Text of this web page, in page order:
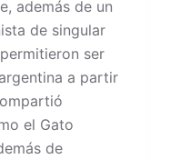
además de un
de singular
ser
a partir
el Gato
de